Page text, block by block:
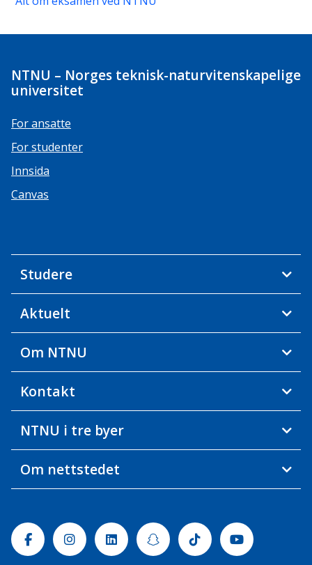
NTNU – Norges teknisk-naturvitenskapelige
universitet
For ansatte
For studenter
Innsida
Canvas
Studere
Aktuelt
Om NTNU
Kontakt
NTNU i tre byer
Om nettstedet
FacebookInstagramLinkedinSnapchatTiktok Youtube